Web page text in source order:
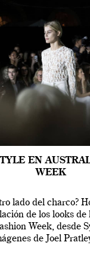
EN
WEEK
lado del charco?
de los looks
Week, desde
de Joel